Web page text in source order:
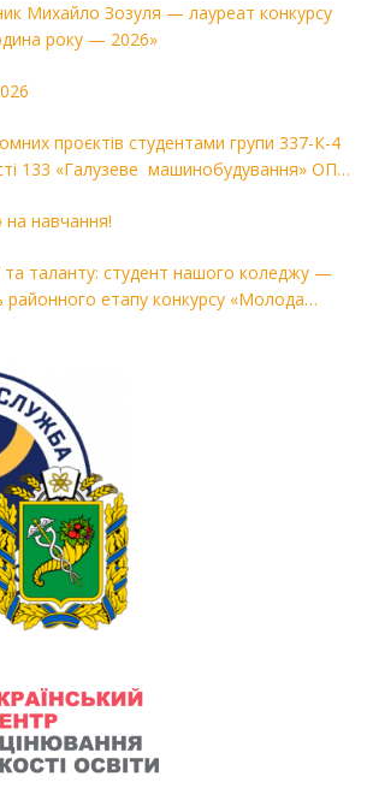
Михайло Зозуля — лауреат конкурсу
року — 2026»
проєктів студентами групи 337-К-4
133 «Галузеве машинобудування» ОПП
навчання!
та таланту: студент нашого коледжу —
етапу конкурсу «Молода